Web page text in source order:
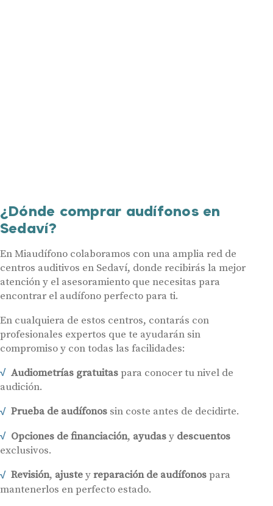
¿Dónde comprar audífonos en
Sedaví?
En Miaudífono colaboramos con una amplia red de
centros auditivos en Sedaví, donde recibirás la mejor
atención y el asesoramiento que necesitas para
encontrar el audífono perfecto para ti.
En cualquiera de estos centros, contarás con
profesionales expertos que te ayudarán sin
compromiso y con todas las facilidades:
Audiometrías gratuitaspara conocer tu nivel de
audición.
Prueba de audífonossin coste antes de decidirte.
Opciones de financiación, ayudasy descuentos
exclusivos.
Revisión, ajusteyreparación de audífonospara
mantenerlos en perfecto estado.